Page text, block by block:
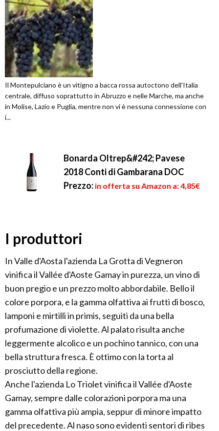
Il Montepulciano è un vitigno a bacca rossa autoctono dell'Italia
centrale, diffuso soprattutto in Abruzzo e nelle Marche, ma anche
in Molise, Lazio e Puglia, mentre non vi è nessuna connessione con
i...
Bonarda Oltrep&#242; Pavese
2018 Conti di Gambarana DOC
Prezzo: in offerta su Amazon a: 4,85€
I produttori
In Valle d'Aosta l'azienda La Grotta di Vegneron
vinifica il Vallée d'Aoste Gamay in purezza, un vino di
buon pregio e un prezzo molto abbordabile. Bello il
colore porpora, e la gamma olfattiva ai frutti di bosco,
lamponi e mirtilli in primis, seguiti da una bella
profumazione di violette. Al palato risulta anche
leggermente alcolico e un pochino tannico, con una
bella struttura fresca. È ottimo con la torta al
prosciutto della regione.
Anche l'azienda Lo Triolet vinifica il Vallée d'Aoste
Gamay, sempre dalle colorazioni porpora ma una
gamma olfattiva più ampia, seppur di minore impatto
del precedente. Al naso sono evidenti sentori di ribes